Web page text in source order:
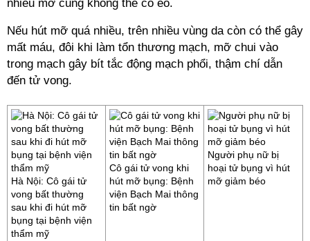
nhiêu mỡ cũng không thể có eo.
Nếu hút mỡ quá nhiều, trên nhiều vùng da còn có thể gây
mất máu, đôi khi làm tổn thương mạch, mỡ chui vào
trong mạch gây bít tắc động mạch phổi, thậm chí dẫn
đến tử vong.
Hà Nội: Cô gái tử
vong bất thường
sau khi đi hút mỡ
bụng tại bệnh viện
thẩm mỹ
Cô gái tử vong khi
hút mỡ bụng: Bệnh
viện Bạch Mai thông
tin bất ngờ
Người phụ nữ bị
hoại tử bụng vì hút
mỡ giảm béo